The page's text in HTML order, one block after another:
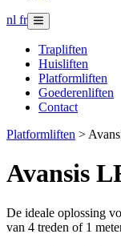
nl fr
Trapliften
Huisliften
Platformliften
Goederenliften
Contact
Platformliften >
Avansis
De ideale oplossing
van 4 treden of 1